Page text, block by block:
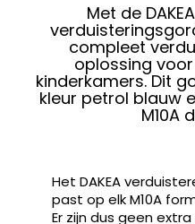
Met de
compleet
oplossing
kinderkamers. Dit
kleur petrol blauw
M10A
Het DAKEA
past op elk M10A
Er zijn dus geen